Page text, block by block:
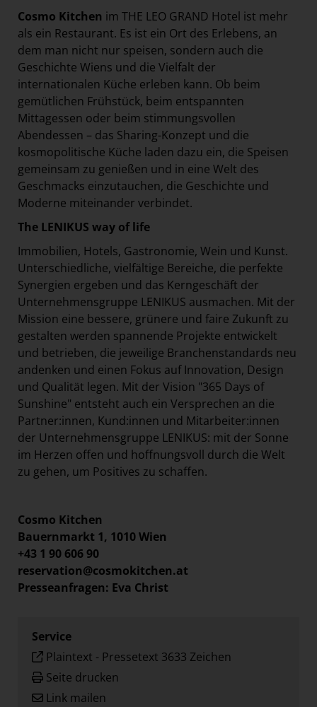
Cosmo Kitchen im THE LEO GRAND Hotel ist mehr
als ein Restaurant. Es ist ein Ort des Erlebens, an
dem man nicht nur speisen, sondern auch die
Geschichte Wiens und die Vielfalt der
internationalen Küche erleben kann. Ob beim
gemütlichen Frühstück, beim entspannten
Mittagessen oder beim stimmungsvollen
Abendessen – das Sharing-Konzept und die
kosmopolitische Küche laden dazu ein, die Speisen
gemeinsam zu genießen und in eine Welt des
Geschmacks einzutauchen, die Geschichte und
Moderne miteinander verbindet.
The LENIKUS way of life
Immobilien, Hotels, Gastronomie, Wein und Kunst.
Unterschiedliche, vielfältige Bereiche, die perfekte
Synergien ergeben und das Kerngeschäft der
Unternehmensgruppe LENIKUS ausmachen. Mit der
Mission eine bessere, grünere und faire Zukunft zu
gestalten werden spannende Projekte entwickelt
und betrieben, die jeweilige Branchenstandards neu
andenken und einen Fokus auf Innovation, Design
und Qualität legen. Mit der Vision "365 Days of
Sunshine" entsteht auch ein Versprechen an die
Partner:innen, Kund:innen und Mitarbeiter:innen
der Unternehmensgruppe LENIKUS: mit der Sonne
im Herzen offen und hoffnungsvoll durch die Welt
zu gehen, um Positives zu schaffen.
Cosmo Kitchen
Bauernmarkt 1, 1010 Wien
+43 1 90 606 90
reservation@cosmokitchen.at
Presseanfragen: Eva Christ
Service
Plaintext - Pressetext 3633 Zeichen
Seite drucken
Link mailen